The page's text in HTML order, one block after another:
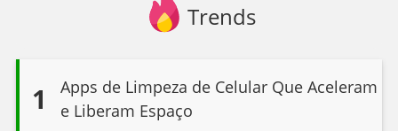
Trends
1
Apps de Limpeza de Celular Que Aceleram
e Liberam Espaço